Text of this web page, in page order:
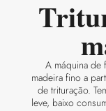
A máquina de
madeira fino a
de trituração.
leve, baixo